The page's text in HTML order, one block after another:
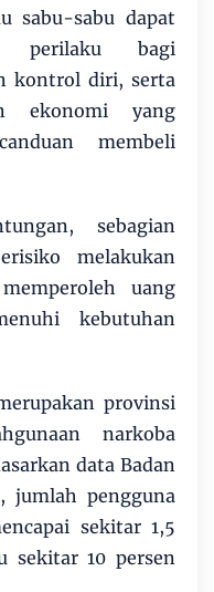
sabu-sabu dapat
perilaku bagi
kontrol diri, serta
ekonomi yang
membeli
sebagian
melakukan
uang
kebutuhan
provinsi
narkoba
data Badan
jumlah pengguna
sekitar 1,5
sekitar 10 persen